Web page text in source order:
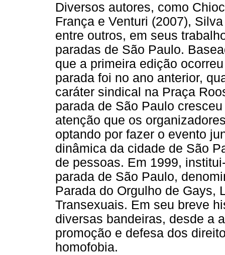
Diversos autores, como
França e Venturi (2007),
entre outros, em seus
paradas de São Paulo.
que a primeira edição
parada foi no ano anterior,
caráter sindical na Praça
parada de São Paulo
atenção que os
optando por fazer o evento
dinâmica da cidade de São
de pessoas. Em 1999,
parada de São Paulo,
Parada do Orgulho de Gays,
Transexuais. Em seu breve
diversas bandeiras, desde a
promoção e defesa dos
homofobia.